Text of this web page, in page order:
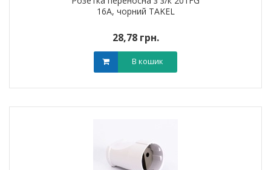
16A, чорний TAKEL
28,78 грн.
В кошик